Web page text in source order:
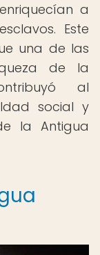
a
Este
una de las
de la
al
social y
la Antigua